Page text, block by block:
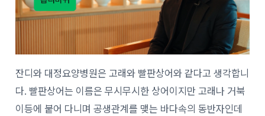
잔디와 대정요양병원은 고래와 빨판상어와 같다고 생각합니
다. 빨판상어는 이름은 무시무시한 상어이지만 고래나 거북
이등에 붙어 다니며 공생관계를 맺는 바다속의 동반자인데